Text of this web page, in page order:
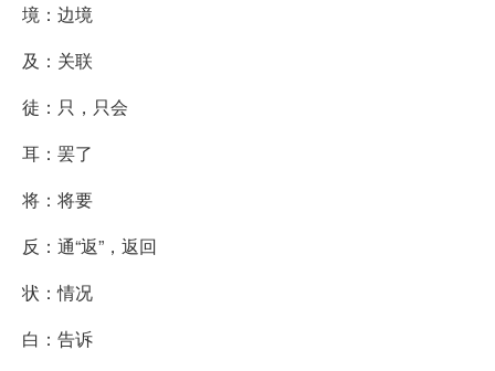
境：边境
及：关联
徒：只，只会
耳：罢了
将：将要
反：通“返”，返回
状：情况
白：告诉